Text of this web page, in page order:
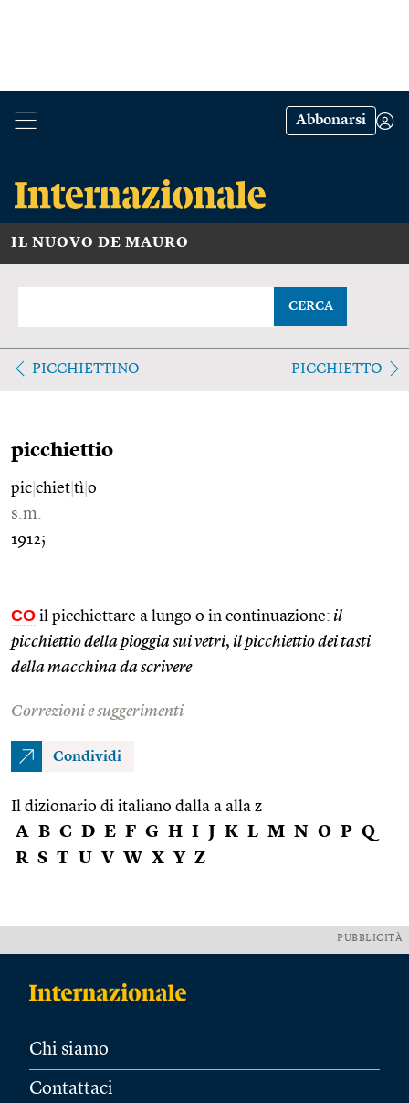
Abbonarsi
IL NUOVO DE MAURO
CERCA
PICCHIETTINO PICCHIETTO
picchiettio
pic chiet tì o
s.m.
1912;
CO il picchiettare a lungo o in continuazione: il
picchiettio della pioggia sui vetri, il picchiettio dei tasti
della macchina da scrivere
Correzioni e suggerimenti
Condividi
Il dizionario di italiano dalla a alla z
A B C D E F G H I J K L M N O P Q
R S T U V W X Y Z
PUBBLICITÀ
Chi siamo
Contattaci